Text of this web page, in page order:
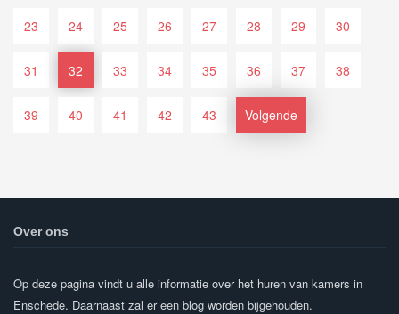
23 24 25 26 27 28 29 30
31 32 33 34 35 36 37 38
39 40 41 42 43 Volgende
Over ons
Op deze pagina vindt u alle informatie over het huren van kamers in
Enschede. Daarnaast zal er een blog worden bijgehouden.